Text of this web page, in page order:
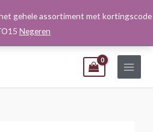
gehele assortiment met kortingscode
Negeren